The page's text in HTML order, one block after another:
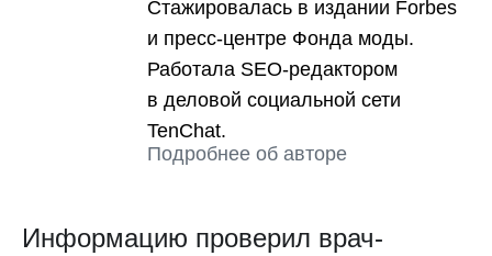
Информацию проверил врач-